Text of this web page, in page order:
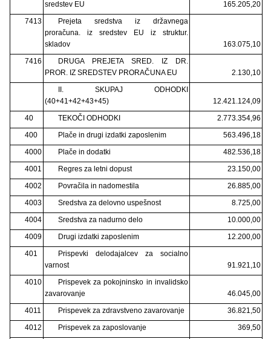
sredstev EU
165.205,20
7413
Prejeta sredstva iz državnega
proračuna. iz sredstev EU iz struktur.
skladov
163.075,10
7416
DRUGA PREJETA SRED. IZ DR.
PROR. IZ SREDSTEV PRORAČUNA EU
2.130,10
II. SKUPAJ ODHODKI
(40+41+42+43+45)
12.421.124,09
40
TEKOČI ODHODKI
2.773.354,96
400
Plače in drugi izdatki zaposlenim
563.496,18
4000
Plače in dodatki
482.536,18
4001
Regres za letni dopust
23.150,00
4002
Povračila in nadomestila
26.885,00
4003
Sredstva za delovno uspešnost
8.725,00
4004
Sredstva za nadurno delo
10.000,00
4009
Drugi izdatki zaposlenim
12.200,00
401
Prispevki delodajalcev za socialno
varnost
91.921,10
4010
Prispevek za pokojninsko in invalidsko
zavarovanje
46.045,00
4011
Prispevek za zdravstveno zavarovanje
36.821,50
4012
Prispevek za zaposlovanje
369,50